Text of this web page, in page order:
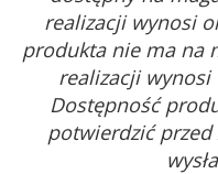
realizacji wynosi
produkta nie ma na
realizacji wynosi
Dostępność
potwierdzić